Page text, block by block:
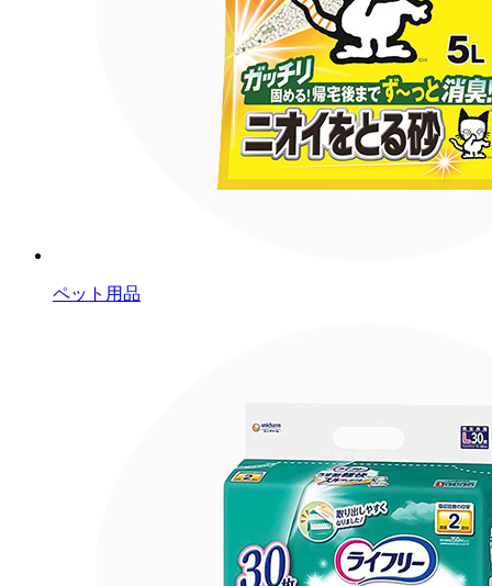
ペット用品